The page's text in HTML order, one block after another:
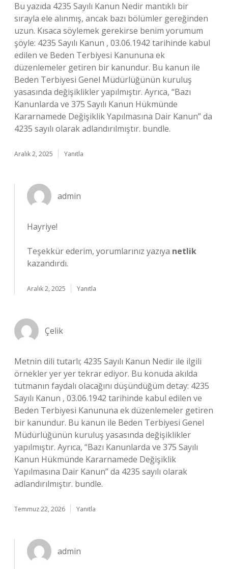
Bu yazıda 4235 Sayılı Kanun Nedir mantıklı bir
sırayla ele alınmış, ancak bazı bölümler gereğinden
uzun. Kısaca söylemek gerekirse benim yorumum
şöyle: 4235 Sayılı Kanun , 03.06.1942 tarihinde kabul
edilen ve Beden Terbiyesi Kanununa ek
düzenlemeler getiren bir kanundur. Bu kanun ile
Beden Terbiyesi Genel Müdürlüğünün kuruluş
yasasında değişiklikler yapılmıştır. Ayrıca, “Bazı
Kanunlarda ve 375 Sayılı Kanun Hükmünde
Kararnamede Değişiklik Yapılmasına Dair Kanun” da
4235 sayılı olarak adlandırılmıştır. bundle.
Aralık 2, 2025 Yanıtla
admin
Hayriye!
Teşekkür ederim, yorumlarınız yazıya netlik
kazandırdı.
Aralık 2, 2025 Yanıtla
Çelik
Metnin dili tutarlı; 4235 Sayılı Kanun Nedir ile ilgili
örnekler yer yer tekrar ediyor. Bu konuda akılda
tutmanın faydalı olacağını düşündüğüm detay: 4235
Sayılı Kanun , 03.06.1942 tarihinde kabul edilen ve
Beden Terbiyesi Kanununa ek düzenlemeler getiren
bir kanundur. Bu kanun ile Beden Terbiyesi Genel
Müdürlüğünün kuruluş yasasında değişiklikler
yapılmıştır. Ayrıca, “Bazı Kanunlarda ve 375 Sayılı
Kanun Hükmünde Kararnamede Değişiklik
Yapılmasına Dair Kanun” da 4235 sayılı olarak
adlandırılmıştır. bundle.
Temmuz 22, 2026 Yanıtla
admin